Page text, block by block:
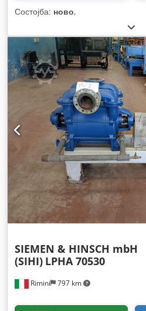
Состојба: ново,
Rimini 797 km
SIEMEN & HINSCH mbH
(SIHI) LPHA 70530